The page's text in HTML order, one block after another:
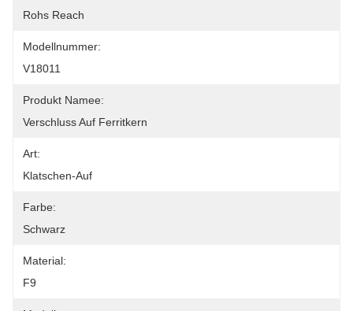
Rohs Reach
Modellnummer:
V18011
Produkt Namee:
Verschluss Auf Ferritkern
Art:
Klatschen-Auf
Farbe:
Schwarz
Material:
F9